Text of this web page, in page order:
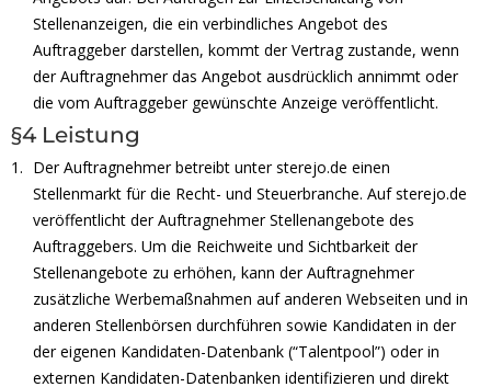
Stellenanzeigen, die ein verbindliches Angebot des
Auftraggeber darstellen, kommt der Vertrag zustande, wenn
der Auftragnehmer das Angebot ausdrücklich annimmt oder
die vom Auftraggeber gewünschte Anzeige veröffentlicht.
§4 Leistung
Der Auftragnehmer betreibt unter sterejo.de einen
Stellenmarkt für die Recht- und Steuerbranche. Auf sterejo.de
veröffentlicht der Auftragnehmer Stellenangebote des
Auftraggebers. Um die Reichweite und Sichtbarkeit der
Stellenangebote zu erhöhen, kann der Auftragnehmer
zusätzliche Werbemaßnahmen auf anderen Webseiten und in
anderen Stellenbörsen durchführen sowie Kandidaten in der
der eigenen Kandidaten-Datenbank (“Talentpool”) oder in
externen Kandidaten-Datenbanken identifizieren und direkt